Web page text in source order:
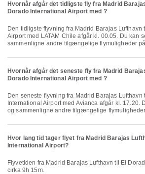
Hvornår afgår det tidligste fly fra Madrid
Dorado International Airport med ?
Den tidligste flyvning fra Madrid Barajas Lufthavn til El Dorado International
Airport med LATAM Chile afgår kl. 00.05. Du kan
sammenligne andre tilgængelige flymuligheder
Hvornår afgår det seneste fly fra Madrid
Dorado International Airport med ?
Den seneste flyvning fra Madrid Barajas Lufthavn til El Dorado
International Airport med Avianca afgår kl. 17.20.
og sammenligne andre tilgængelige
Hvor lang tid tager flyet fra Madrid Barajas
International Airport?
Flyvetiden fra Madrid Barajas Lufthavn til El Dorado International Airport er
cirka 9h 15m.